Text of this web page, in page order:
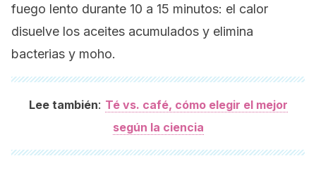
fuego lento durante 10 a 15 minutos: el calor
disuelve los aceites acumulados y elimina
bacterias y moho.
Lee también: Té vs. café, cómo elegir el mejor
según la ciencia